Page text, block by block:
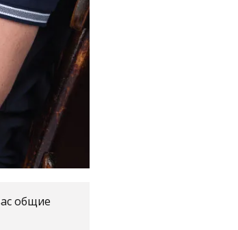
общие
провести